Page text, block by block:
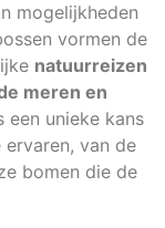
mogelijkheden
vormen de
natuurreizen
meren en
een unieke kans
van de
bomen die de